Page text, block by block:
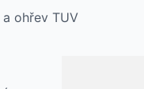
ohřev TUV